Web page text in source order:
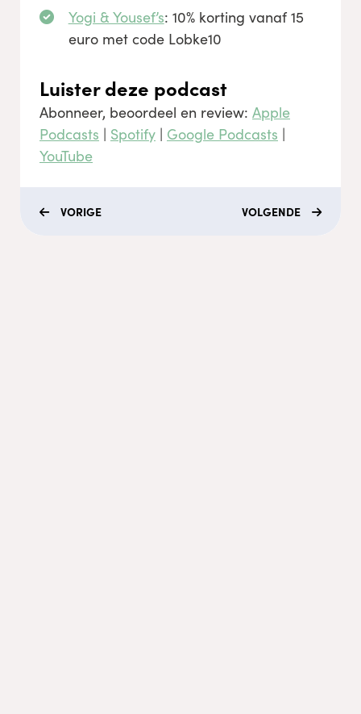
Yogi & Yousef’s: 10% korting vanaf 15
euro met code Lobke10
Luister deze podcast
Abonneer, beoordeel en review: Apple
Podcasts | Spotify | Google Podcasts |
YouTube
VORIGE VOLGENDE